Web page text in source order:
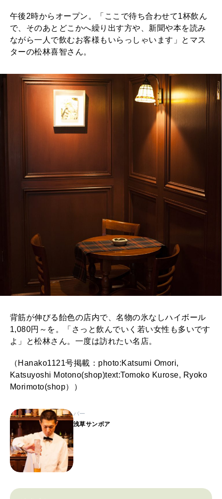
午後2時からオープン。「ここで待ち合わせて1杯飲ん
で、そのあとどこかへ繰り出す方や、新聞や本を読み
ながら一人で飲むお客様もいらっしゃいます」とマス
ターの松林喜智さん。
背筋が伸びる飴色の店内で、名物の氷なしハイボール
1,080円～を。「さっと飲んでいく若い女性も多いです
よ」と松林さん。一度は訪れたい名店。
（Hanako1121号掲載：photo:Katsumi Omori,
Katsuyoshi Motono(shop)text:Tomoko Kurose, Ryoko
Morimoto(shop））
バー
浅草サンボア